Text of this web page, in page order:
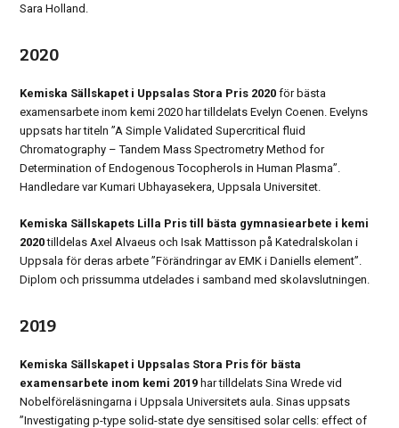
Sara Holland.
2020
Kemiska Sällskapet i Uppsalas Stora Pris 2020för bästa
examensarbete inom kemi 2020 har tilldelats Evelyn Coenen. Evelyns
uppsats har titeln ”A Simple Validated Supercritical fluid
Chromatography – Tandem Mass Spectrometry Method for
Determination of Endogenous Tocopherols in Human Plasma”.
Handledare var Kumari Ubhayasekera, Uppsala Universitet.
Kemiska Sällskapets Lilla Pris till bästa gymnasiearbete i kemi
2020tilldelas Axel Alvaeus och Isak Mattisson på Katedralskolan i
Uppsala för deras arbete ”Förändringar av EMK i Daniells element”.
Diplom och prissumma utdelades i samband med skolavslutningen.
2019
Kemiska Sällskapet i Uppsalas Stora Pris för bästa
examensarbete inom kemi 2019 har tilldelats Sina Wrede vid
Nobelföreläsningarna i Uppsala Universitets aula. Sinas uppsats
”Investigating p-type solid-state dye sensitised solar cells: effect of